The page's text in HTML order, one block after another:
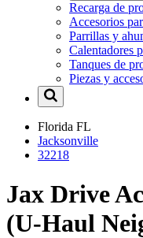
Recarga de
Accesorios
Parrillas y
Calentadores
Tanques de
Piezas y
Florida FL
Jacksonville
32218
Jax Drive
(U-Haul